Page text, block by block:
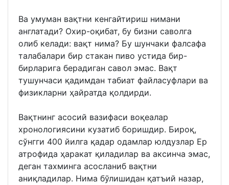
Ва умуман вақтни кенгайтириш нимани
англатади? Охир-оқибат, бу бизни саволга
олиб келади: вақт нима? Бу шунчаки фалсафа
талабалари бир стакан пиво устида бир-
бирларига берадиган савол эмас. Вақт
тушунчаси қадимдан табиат файласуфлари ва
физикларни ҳайратда қолдирди.
Вақтнинг асосий вазифаси воқеалар
хронологиясини кузатиб боришдир. Бироқ,
сўнгги 400 йилга қадар одамлар юлдузлар Ер
атрофида ҳаракат қиладилар ва аксинча эмас,
деган тахминга асосланиб вақтни
аниқладилар. Нима бўлишидан қатъий назар,